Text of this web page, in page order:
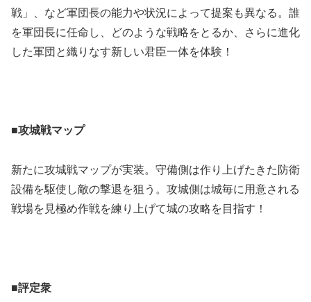
戦」、など軍団長の能力や状況によって提案も異なる。誰
を軍団長に任命し、どのような戦略をとるか、さらに進化
した軍団と織りなす新しい君臣一体を体験！
■攻城戦マップ
新たに攻城戦マップが実装。守備側は作り上げたきた防衛
設備を駆使し敵の撃退を狙う。攻城側は城毎に用意される
戦場を見極め作戦を練り上げて城の攻略を目指す！
■評定衆